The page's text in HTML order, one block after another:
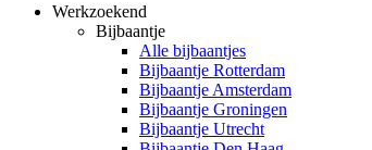
Werkzoekend
Bijbaantje
Alle bijbaantjes
Bijbaantje Rotterdam
Bijbaantje Amsterdam
Bijbaantje Groningen
Bijbaantje Utrecht